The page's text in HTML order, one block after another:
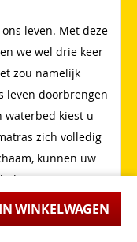
IN WINKELWAGEN
leven. Met deze
we wel drie keer
zou namelijk
leven doorbrengen
waterbed kiest u
zich volledig
kunnen uw
ontspannen